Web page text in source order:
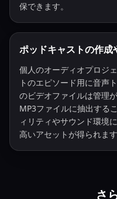
保できます。
ポッドキャストの作
個人のオーディオプロジ
トのエピソード用に音声
のビデオファイルは管理
MP3ファイルに抽出する
ィリティやサウンド環境
高いアセットが得られます
さ